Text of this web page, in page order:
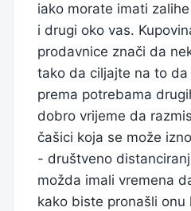
iako morate imati
i drugi oko vas.
prodavnice znači da
tako da ciljajte na to
prema potrebama
dobro vrijeme da
čašici koja se može
- društveno
možda imali vremena
kako biste pronašli onu